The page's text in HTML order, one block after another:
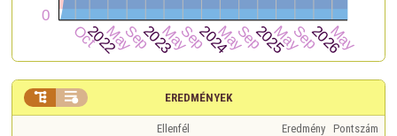
EREDMÉNYEK
 
Ellenfél Eredmény Pontszám